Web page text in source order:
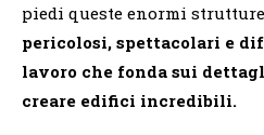
piedi queste enormi
pericolosi, spettacolari e
lavoro che fonda sui
creare edifici incredibili.